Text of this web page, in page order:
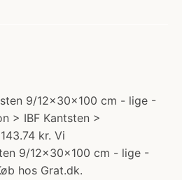
9/12x30x100 cm - lige -
> IBF Kantsten >
kr. Vi
9/12x30x100 cm - lige -
hos Grat.dk.